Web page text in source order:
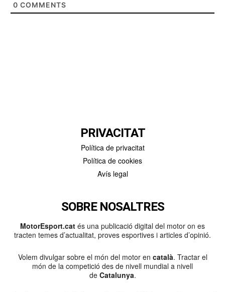
0 COMMENTS
PRIVACITAT
Política de privacitat
Política de cookies
Avís legal
SOBRE NOSALTRES
MotorEsport.cat és una publicació digital del motor on es
tracten temes d’actualitat, proves esportives i articles d’opinió.
Volem divulgar sobre el món del motor en català. Tractar el
món de la competició des de nivell mundial a nivell
de Catalunya.